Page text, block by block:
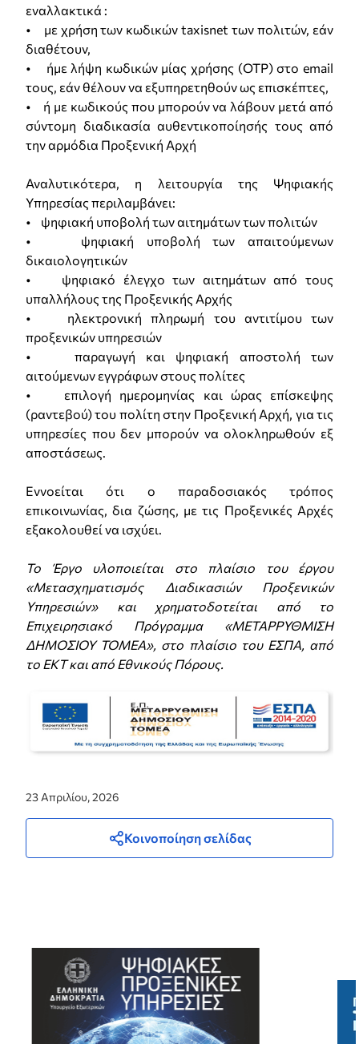
εναλλακτικά :
• µε χρήση των κωδικών taxisnet των πολιτών, εάν
διαθέτουν,
• ήµε λήψη κωδικών μίας χρήσης (OTP) στο email
τους, εάν θέλουν να εξυπηρετηθούν ως επισκέπτες,
• ή µε κωδικούς που μπορούν να λάβουν µετά από
σύντοµη διαδικασία αυθεντικοποίησής τους από
την αρμόδια Προξενική Αρχή
Αναλυτικότερα, η λειτουργία της Ψηφιακής
Υπηρεσίας περιλαµβάνει:
• ψηφιακή υποβολή των αιτηµάτων των πολιτών
• ψηφιακή υποβολή των απαιτούµενων
δικαιολογητικών
• ψηφιακό έλεγχο των αιτηµάτων από τους
υπαλλήλους της Προξενικής Αρχής
• ηλεκτρονική πληρωµή του αντιτίµου των
προξενικών υπηρεσιών
• παραγωγή και ψηφιακή αποστολή των
αιτούµενων εγγράφων στους πολίτες
• επιλογή ηµεροµηνίας και ώρας επίσκεψης
(ραντεβού) του πολίτη στην Προξενική Αρχή, για τις
υπηρεσίες που δεν µπορούν να ολοκληρωθούν εξ
αποστάσεως.
Εννοείται ότι ο παραδοσιακός τρόπος
επικοινωνίας, δια ζώσης, με τις Προξενικές Αρχές
εξακολουθεί να ισχύει.
Το Έργο υλοποιείται στο πλαίσιο του έργου
«Μετασχηματισμός Διαδικασιών Προξενικών
Υπηρεσιών» και χρηματοδοτείται από το
Επιχειρησιακό Πρόγραμμα «ΜΕΤΑΡΡΥΘΜΙΣΗ
ΔΗΜΟΣΙΟΥ ΤΟΜΕΑ», στο πλαίσιο του ΕΣΠΑ, από
το ΕΚΤ και από Εθνικούς Πόρους.
23 Απριλίου, 2026
Κοινοποίηση σελίδας